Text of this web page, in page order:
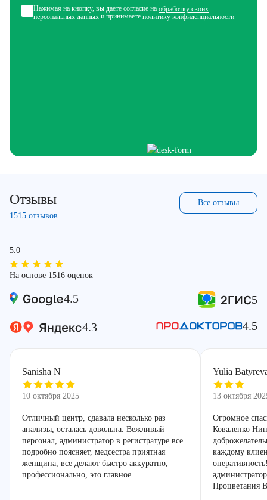
Нажимая на кнопку, вы даете согласие на обработку своих
персональных данных и принимаете политику конфиденциальности
Отзывы
1515 отзывов
Все отзывы
5.0
На основе 1516 оценок
4.5 5
4.3 4.5
Sanisha N
10 октября 2025
Отличный центр, сдавала несколько раз
анализы, осталась довольна. Вежливый
персонал, администратор в регистратуре все
подробно поясняет, медсестра приятная
женщина, все делают быстро аккуратно,
профессионально, это главное.
Yulia
13 октября
Огромное
Коваленко
каждому